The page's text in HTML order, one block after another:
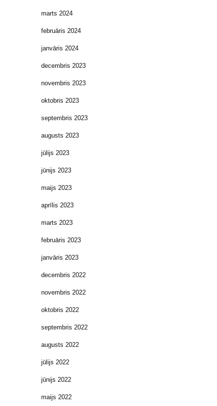
marts 2024
februāris 2024
janvāris 2024
decembris 2023
novembris 2023
oktobris 2023
septembris 2023
augusts 2023
jūlijs 2023
jūnijs 2023
maijs 2023
aprīlis 2023
marts 2023
februāris 2023
janvāris 2023
decembris 2022
novembris 2022
oktobris 2022
septembris 2022
augusts 2022
jūlijs 2022
jūnijs 2022
maijs 2022